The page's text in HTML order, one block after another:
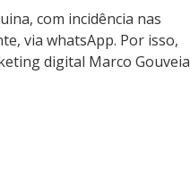
com incidência nas
via whatsApp. Por isso,
digital Marco Gouveia